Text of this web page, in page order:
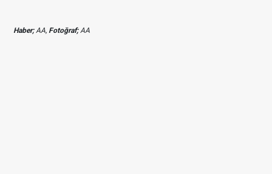
Haber;AA, Fotoğraf;AA